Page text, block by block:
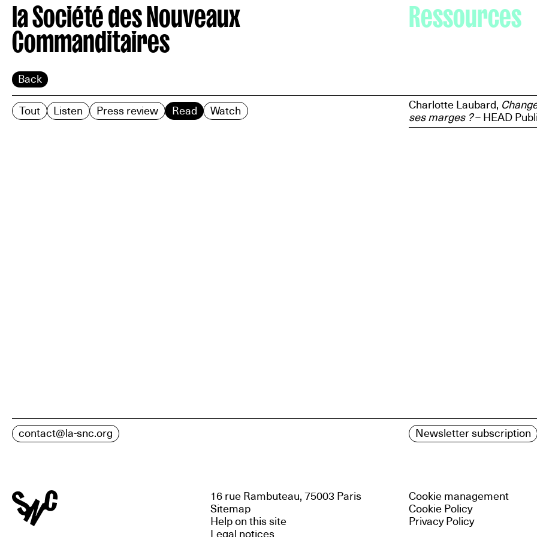
la Société des Nouveaux
Commanditaires
Back
Ressources
Tout Listen Press review Read Watch Charlotte Laubard,
ses marges ?– HEAD
contact@la-snc.org Newsletter subscription
16 rue Rambuteau, 75003 Paris
Sitemap
Help on this site
Cookie management
Cookie Policy
Privacy Policy
Legal notices